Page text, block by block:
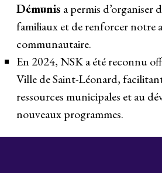
Démunis a permis d’organiser
familiaux et de renforcer notre
communautaire.
En 2024, NSK a été reconnu
Ville de Saint-Léonard, facilitant
ressources municipales et au
nouveaux programmes.